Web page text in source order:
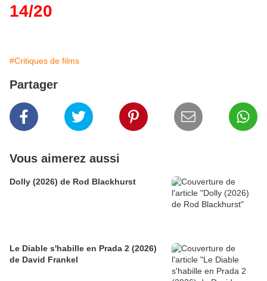
14/20
#Critiques de films
Partager
Vous aimerez aussi
Dolly (2026) de Rod Blackhurst
Le Diable s'habille en Prada 2 (2026)
de David Frankel